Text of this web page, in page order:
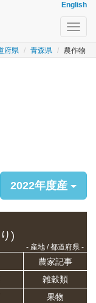
English
府県 青森県 農作物
2022年度産
)
- 産地 / 都道府県 -
農家記事
雑穀類
果物